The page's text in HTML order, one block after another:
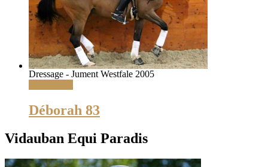
Dressage - Jument Westfale 2005
Déborah 83
Vidauban Equi Paradis